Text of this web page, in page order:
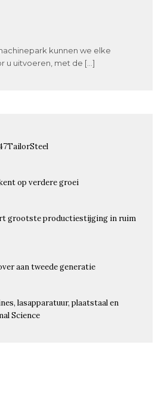
kunnen we elke
u uitvoeren, met de […]
op verdere groei
grootste productiestijging in ruim
aan tweede generatie
lasapparatuur, plaatstaal en
Science